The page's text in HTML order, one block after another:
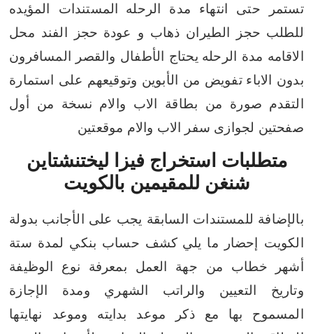
تستمر حتى انتهاء مدة الرحله
المستندات المؤيده
للطلب حجز الطيران ذهاب و عودة حجز الفند محل
الاقامه مدة الرحله يحتاج الأطفال والقصر المسافرون
بدون الاباء تفويض من الأبوين وتوقيعهم على استمارة
التقدم صورة من بطاقة الاب والام نسخة من أول
صفحتين لجوازى سفر الاب والام موقعتين
متطلبات استخراج فيزا ليختنشتاين
شنغن للمقيمين بالكويت
بالإضافة للمستندات السابقة يجب على الأجانب بدولة
الكويت إحضار ما يلي كشف حساب بنكي لمدة ستة
أشهر
خطاب من جهة العمل بمعرفة نوع الوظيفة
وتاريخ التعيين والراتب الشهري ومدة الإجازة
المسموح بها مع ذكر موعد بدايته وموعد نهايتها